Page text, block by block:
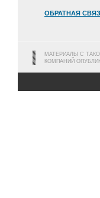
ОБРАТНАЯ
МАТЕРИАЛЫ С
КОМПАНИЙ